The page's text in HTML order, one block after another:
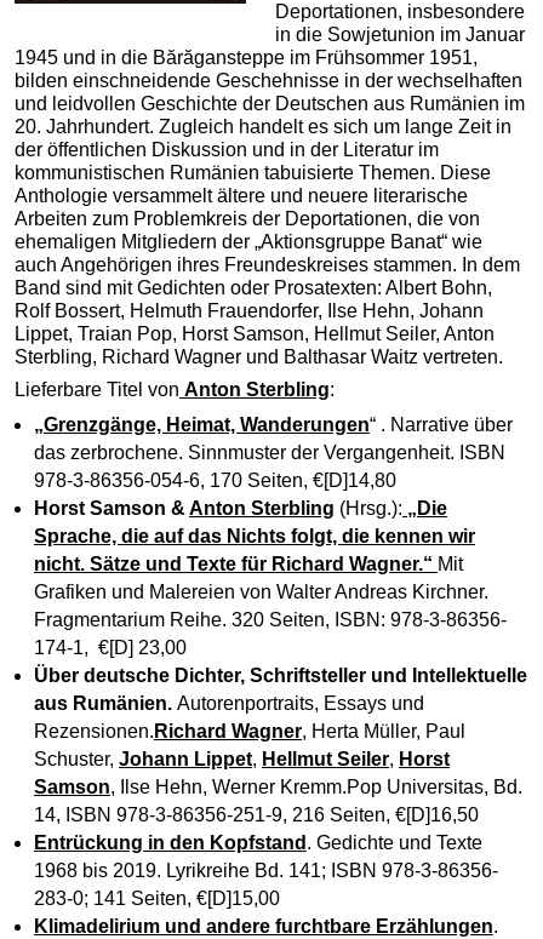
Deportationen, insbesondere
in die Sowjetunion im Januar
1945 und in die Bărăgan­steppe im Frühsommer 1951,
bilden einschneidende Geschehnisse in der wechselhaften
und leidvollen Geschichte der Deutschen aus Rumänien im
20. Jahrhundert. Zugleich handelt es sich um lange Zeit in
der öffentlichen Diskussion und in der Literatur im
kommunistischen Rumänien tabuisierte Themen. Diese
Anthologie versammelt ältere und neuere literarische
Arbeiten zum Problemkreis der Deportationen, die von
ehema­ligen Mitgliedern der „Aktionsgruppe Banat“ wie
auch Angehörigen ihres Freundes­kreises stammen. In dem
Band sind mit Gedichten oder Prosatexten: Albert Bohn,
Rolf Bossert, Helmuth Frauendorfer, Ilse Hehn, Johann
Lippet, Traian Pop, Horst Samson, Hellmut Seiler, Anton
Sterbling, Richard Wagner und Balthasar Waitz vertreten.
Lieferbare Titel von Anton Sterbling:
„Grenzgänge, Heimat, Wanderungen“ . Narrative über
das zerbrochene. Sinnmuster der Vergangenheit. ISBN
978-3-86356-054-6, 170 Seiten, €[D]14,80
Horst Samson & Anton Sterbling (Hrsg.): „Die
Sprache, die auf das Nichts folgt, die kennen wir
nicht. Sätze und Texte für Richard Wagner.“ Mit
Grafiken und Malereien von Walter Andreas Kirchner.
Fragmentarium Reihe. 320 Seiten, ISBN: 978-3-86356-
174-1, €[D] 23,00
Über deutsche Dichter, Schriftsteller und Intellektuelle
aus Rumänien. Autorenportraits, Essays und
Rezensionen. Richard Wagner, Herta Müller, Paul
Schuster, Johann Lippet, Hellmut Seiler, Horst
Samson, Ilse Hehn, Werner Kremm.Pop Universitas, Bd.
14, ISBN 978-3-86356-251-9, 216 Seiten, €[D]16,50
Entrückung in den Kopfstand . Gedichte und Texte
1968 bis 2019. Lyrikreihe Bd. 141; ISBN 978-3-86356-
283-0; 141 Seiten, €[D]15,00
Klimadelirium und andere furchtbare Erzählungen.